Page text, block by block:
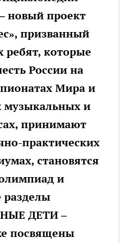
новый проект
призванный
ребят, которые
России на
Мира и
и
принимают
практических
становятся
и
разделы
ДЕТИ –
посвящены